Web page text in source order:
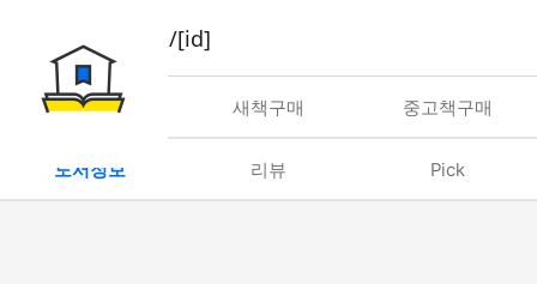
book/rent/[id]
대여 새책구매 중고책구매
도서정보 리뷰 Pick